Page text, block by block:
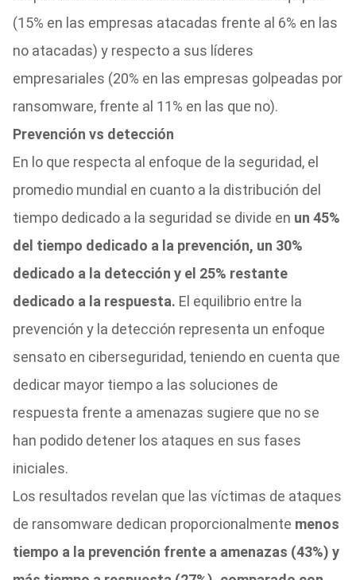
(15% en las empresas atacadas frente al 6% en las
no atacadas) y respecto a sus líderes
empresariales (20% en las empresas golpeadas por
ransomware, frente al 11% en las que no).
Prevención vs detección
En lo que respecta al enfoque de la seguridad, el
promedio mundial en cuanto a la distribución del
tiempo dedicado a la seguridad se divide en un 45%
del tiempo dedicado a la prevención, un 30%
dedicado a la detección y el 25% restante
dedicado a la respuesta. El equilibrio entre la
prevención y la detección representa un enfoque
sensato en ciberseguridad, teniendo en cuenta que
dedicar mayor tiempo a las soluciones de
respuesta frente a amenazas sugiere que no se
han podido detener los ataques en sus fases
iniciales.
Los resultados revelan que las víctimas de ataques
de ransomware dedican proporcionalmente menos
tiempo a la prevención frente a amenazas (43%) y